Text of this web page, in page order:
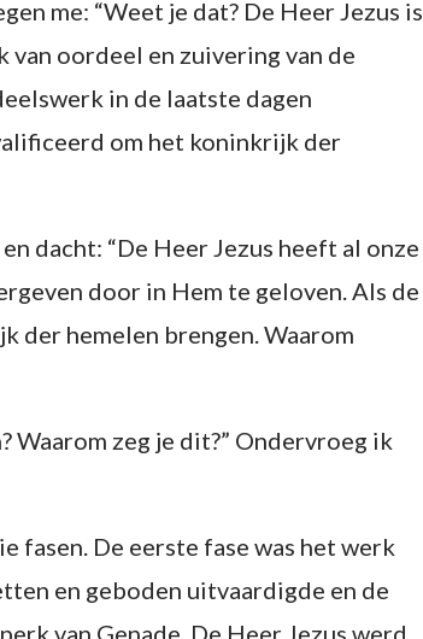
me: “Weet je dat? De Heer Jezus is
oordeel en zuivering van de
in de laatste dagen
om het koninkrijk der
dacht: “De Heer Jezus heeft al onze
door in Hem te geloven. Als de
der hemelen brengen. Waarom
Waarom zeg je dit?” Ondervroeg ik
fasen. De eerste fase was het werk
en geboden uitvaardigde en de
van Genade. De Heer Jezus werd